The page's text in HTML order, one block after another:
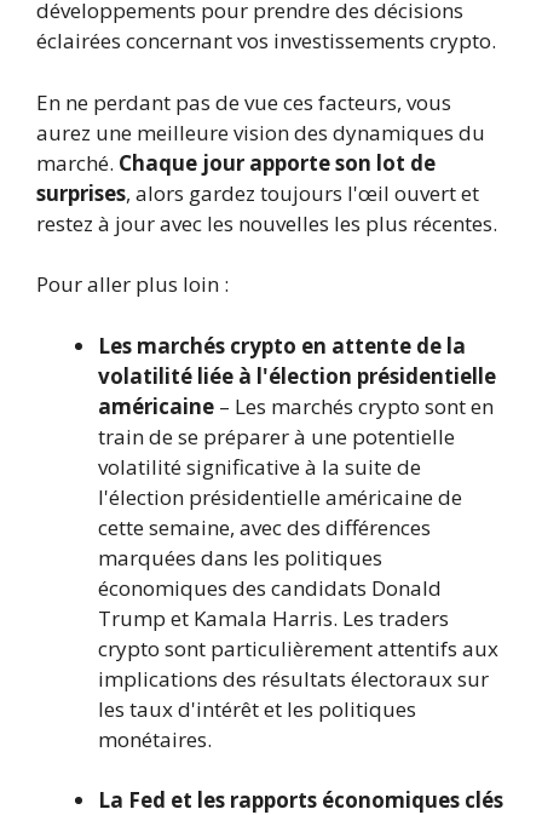
développements pour prendre des décisions
éclairées concernant vos investissements crypto.
En ne perdant pas de vue ces facteurs, vous
aurez une meilleure vision des dynamiques du
marché. Chaque jour apporte son lot de
surprises, alors gardez toujours l'œil ouvert et
restez à jour avec les nouvelles les plus récentes.
Pour aller plus loin :
Les marchés crypto en attente de la
volatilité liée à l'élection présidentielle
américaine – Les marchés crypto sont en
train de se préparer à une potentielle
volatilité significative à la suite de
l'élection présidentielle américaine de
cette semaine, avec des différences
marquées dans les politiques
économiques des candidats Donald
Trump et Kamala Harris. Les traders
crypto sont particulièrement attentifs aux
implications des résultats électoraux sur
les taux d'intérêt et les politiques
monétaires.
La Fed et les rapports économiques clés